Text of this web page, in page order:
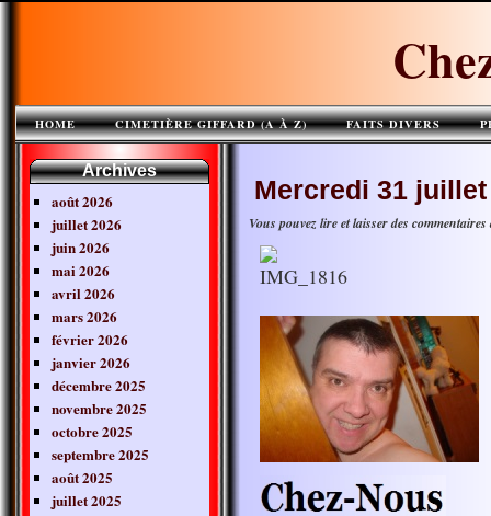
HOME CIMETIÈRE GIFFARD (A À Z) FAITS DIVERS
Archives
août 2026
juillet 2026
juin 2026
mai 2026
avril 2026
mars 2026
février 2026
janvier 2026
décembre 2025
novembre 2025
octobre 2025
septembre 2025
août 2025
juillet 2025
Mercredi 31 juillet
Vous pouvez lire et laisser des